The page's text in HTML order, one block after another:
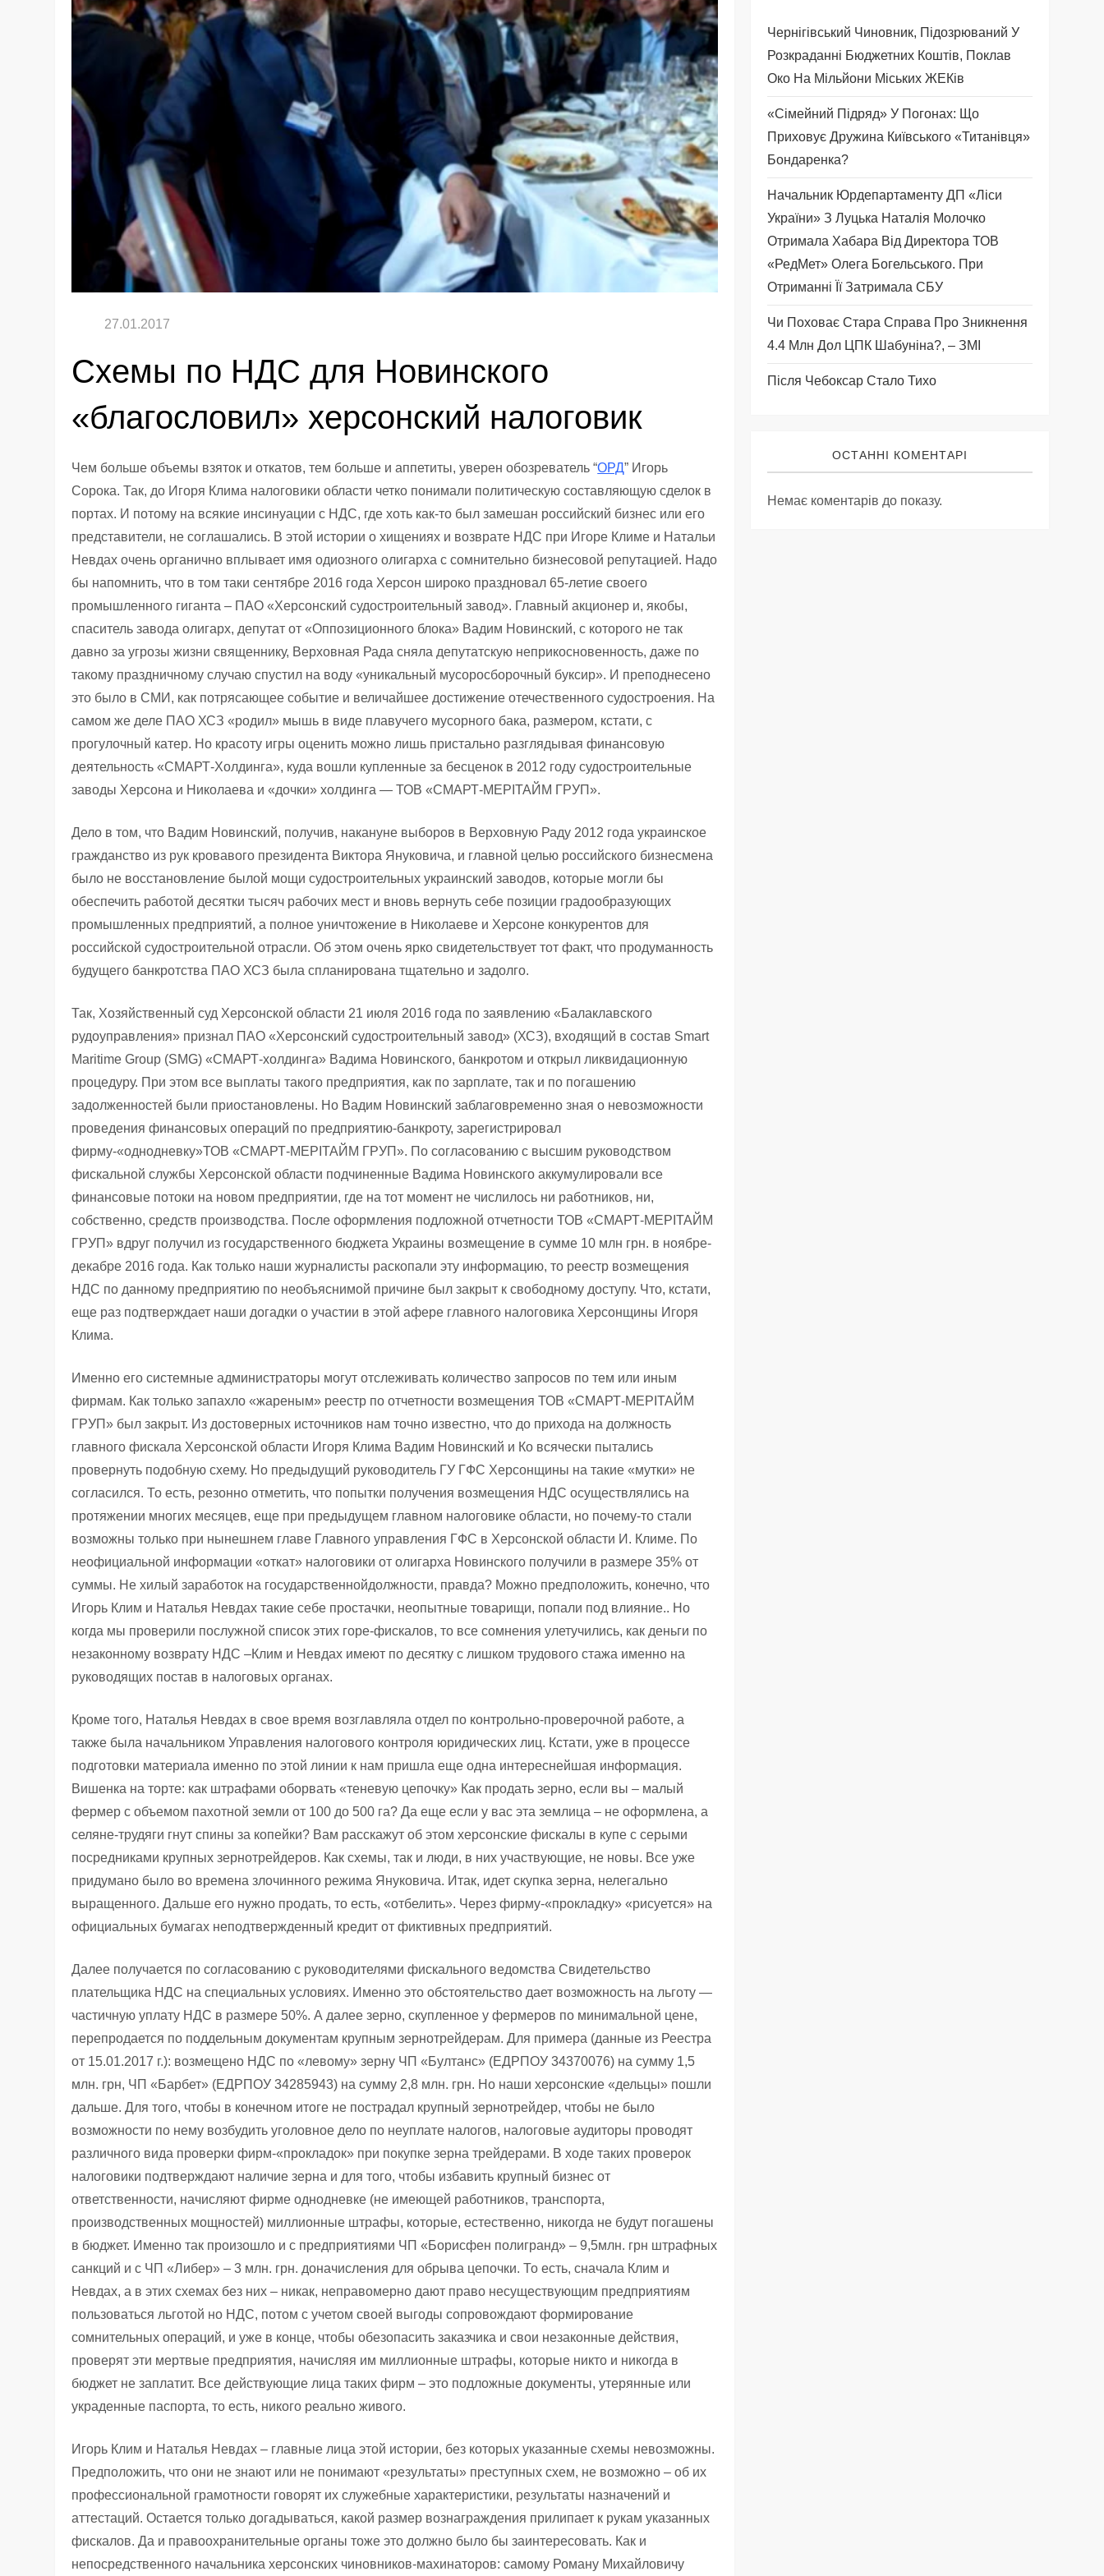
Схемы по НДС для Новинского
«благословил» херсонский налоговик
Чем больше объемы взяток и откатов, тем больше и аппетиты, уверен обозреватель “ОРД” Игорь
Сорока. Так, до Игоря Клима налоговики области четко понимали политическую составляющую сделок в
портах. И потому на всякие инсинуации с НДС, где хоть как-то был замешан российский бизнес или его
представители, не соглашались. В этой истории о хищениях и возврате НДС при Игоре Климе и Натальи
Невдах очень органично вплывает имя одиозного олигарха с сомнительно бизнесовой репутацией. Надо
бы напомнить, что в том таки сентябре 2016 года Херсон широко праздновал 65-летие своего
промышленного гиганта – ПАО «Херсонский судостроительный завод». Главный акционер и, якобы,
спаситель завода олигарх, депутат от «Оппозиционного блока» Вадим Новинский, с которого не так
давно за угрозы жизни священнику, Верховная Рада сняла депутатскую неприкосновенность, даже по
такому праздничному случаю спустил на воду «уникальный мусоросборочный буксир». И преподнесено
это было в СМИ, как потрясающее событие и величайшее достижение отечественного судостроения. На
самом же деле ПАО ХСЗ «родил» мышь в виде плавучего мусорного бака, размером, кстати, с
прогулочный катер. Но красоту игры оценить можно лишь пристально разглядывая финансовую
деятельность «СМАРТ-Холдинга», куда вошли купленные за бесценок в 2012 году судостроительные
заводы Херсона и Николаева и «дочки» холдинга — ТОВ «СМАРТ-МЕРІТАЙМ ГРУП».
Дело в том, что Вадим Новинский, получив, накануне выборов в Верховную Раду 2012 года украинское
гражданство из рук кровавого президента Виктора Януковича, и главной целью российского бизнесмена
было не восстановление былой мощи судостроительных украинский заводов, которые могли бы
обеспечить работой десятки тысяч рабочих мест и вновь вернуть себе позиции градообразующих
промышленных предприятий, а полное уничтожение в Николаеве и Херсоне конкурентов для
российской судостроительной отрасли. Об этом очень ярко свидетельствует тот факт, что продуманность
будущего банкротства ПАО ХСЗ была спланирована тщательно и задолго.
Так, Хозяйственный суд Херсонской области 21 июля 2016 года по заявлению «Балаклавского
рудоуправления» признал ПАО «Херсонский судостроительный завод» (ХСЗ), входящий в состав Smart
Maritime Group (SMG) «СМАРТ-холдинга» Вадима Новинского, банкротом и открыл ликвидационную
процедуру. При этом все выплаты такого предприятия, как по зарплате, так и по погашению
задолженностей были приостановлены. Но Вадим Новинский заблаговременно зная о невозможности
проведения финансовых операций по предприятию-банкроту, зарегистрировал
фирму-«однодневку»ТОВ «СМАРТ-МЕРІТАЙМ ГРУП». По согласованию с высшим руководством
фискальной службы Херсонской области подчиненные Вадима Новинского аккумулировали все
финансовые потоки на новом предприятии, где на тот момент не числилось ни работников, ни,
собственно, средств производства. После оформления подложной отчетности ТОВ «СМАРТ-МЕРІТАЙМ
ГРУП» вдруг получил из государственного бюджета Украины возмещение в сумме 10 млн грн. в ноябре-
декабре 2016 года. Как только наши журналисты раскопали эту информацию, то реестр возмещения
НДС по данному предприятию по необъяснимой причине был закрыт к свободному доступу. Что, кстати,
еще раз подтверждает наши догадки о участии в этой афере главного налоговика Херсонщины Игоря
Клима.
Именно его системные администраторы могут отслеживать количество запросов по тем или иным
фирмам. Как только запахло «жареным» реестр по отчетности возмещения ТОВ «СМАРТ-МЕРІТАЙМ
ГРУП» был закрыт. Из достоверных источников нам точно известно, что до прихода на должность
главного фискала Херсонской области Игоря Клима Вадим Новинский и Ко всячески пытались
провернуть подобную схему. Но предыдущий руководитель ГУ ГФС Херсонщины на такие «мутки» не
согласился. То есть, резонно отметить, что попытки получения возмещения НДС осуществлялись на
протяжении многих месяцев, еще при предыдущем главном налоговике области, но почему-то стали
возможны только при нынешнем главе Главного управления ГФС в Херсонской области И. Климе. По
неофициальной информации «откат» налоговики от олигарха Новинского получили в размере 35% от
суммы. Не хилый заработок на государственнойдолжности, правда? Можно предположить, конечно, что
Игорь Клим и Наталья Невдах такие себе простачки, неопытные товарищи, попали под влияние.. Но
когда мы проверили послужной список этих горе-фискалов, то все сомнения улетучились, как деньги по
незаконному возврату НДС –Клим и Невдах имеют по десятку с лишком трудового стажа именно на
руководящих постав в налоговых органах.
Кроме того, Наталья Невдах в свое время возглавляла отдел по контрольно-проверочной работе, а
также была начальником Управления налогового контроля юридических лиц. Кстати, уже в процессе
подготовки материала именно по этой линии к нам пришла еще одна интереснейшая информация.
Вишенка на торте: как штрафами оборвать «теневую цепочку» Как продать зерно, если вы – малый
фермер с объемом пахотной земли от 100 до 500 га? Да еще если у вас эта землица – не оформлена, а
селяне-трудяги гнут спины за копейки? Вам расскажут об этом херсонские фискалы в купе с серыми
посредниками крупных зернотрейдеров. Как схемы, так и люди, в них участвующие, не новы. Все уже
придумано было во времена злочинного режима Януковича. Итак, идет скупка зерна, нелегально
выращенного. Дальше его нужно продать, то есть, «отбелить». Через фирму-«прокладку» «рисуется» на
официальных бумагах неподтвержденный кредит от фиктивных предприятий.
Далее получается по согласованию с руководителями фискального ведомства Свидетельство
плательщика НДС на специальных условиях. Именно это обстоятельство дает возможность на льготу —
частичную уплату НДС в размере 50%. А далее зерно, скупленное у фермеров по минимальной цене,
перепродается по поддельным документам крупным зернотрейдерам. Для примера (данные из Реестра
от 15.01.2017 г.): возмещено НДС по «левому» зерну ЧП «Бултанс» (ЕДРПОУ 34370076) на сумму 1,5
млн. грн, ЧП «Барбет» (ЕДРПОУ 34285943) на сумму 2,8 млн. грн. Но наши херсонские «дельцы» пошли
дальше. Для того, чтобы в конечном итоге не пострадал крупный зернотрейдер, чтобы не было
возможности по нему возбудить уголовное дело по неуплате налогов, налоговые аудиторы проводят
различного вида проверки фирм-«прокладок» при покупке зерна трейдерами. В ходе таких проверок
налоговики подтверждают наличие зерна и для того, чтобы избавить крупный бизнес от
ответственности, начисляют фирме однодневке (не имеющей работников, транспорта,
производственных мощностей) миллионные штрафы, которые, естественно, никогда не будут погашены
в бюджет. Именно так произошло и с предприятиями ЧП «Борисфен полигранд» – 9,5млн. грн штрафных
санкций и с ЧП «Либер» – 3 млн. грн. доначисления для обрыва цепочки. То есть, сначала Клим и
Невдах, а в этих схемах без них – никак, неправомерно дают право несуществующим предприятиям
пользоваться льготой но НДС, потом с учетом своей выгоды сопровождают формирование
сомнительных операций, и уже в конце, чтобы обезопасить заказчика и свои незаконные действия,
проверят эти мертвые предприятия, начисляя им миллионные штрафы, которые никто и никогда в
бюджет не заплатит. Все действующие лица таких фирм – это подложные документы, утерянные или
украденные паспорта, то есть, никого реально живого.
Игорь Клим и Наталья Невдах – главные лица этой истории, без которых указанные схемы невозможны.
Предположить, что они не знают или не понимают «результаты» преступных схем, не возможно – об их
профессиональной грамотности говорят их служебные характеристики, результаты назначений и
аттестаций. Остается только догадываться, какой размер вознаграждения прилипает к рукам указанных
фискалов. Да и правоохранительные органы тоже это должно было бы заинтересовать. Как и
непосредственного начальника херсонских чиновников-махинаторов: самому Роману Михайловичу
Чернігівський Чиновник, Підозрюваний У
Розкраданні Бюджетних Коштів, Поклав
Око На Мільйони Міських ЖЕКів
«Сімейний Підряд» У Погонах: Що
Приховує Дружина Київського «титанівця»
Бондаренка?
Начальник Юрдепартаменту ДП «Ліси
України» З Луцька Наталія Молочко
Отримала Хабара Від Директора ТОВ
«РедМет» Олега Богельського. При
Отриманні Її Затримала СБУ
Чи Поховає Стара Справа Про Зникнення
4.4 Млн Дол ЦПК Шабуніна?, – ЗМІ
Після Чебоксар Стало Тихо
ОСТАННІ КОМЕНТАРІ
Немає коментарів до показу.